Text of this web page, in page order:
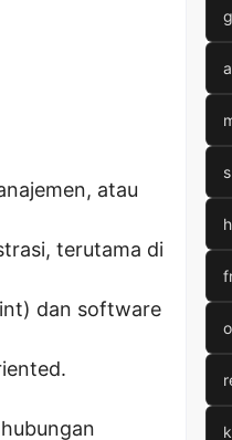
atau
terutama di
dan software